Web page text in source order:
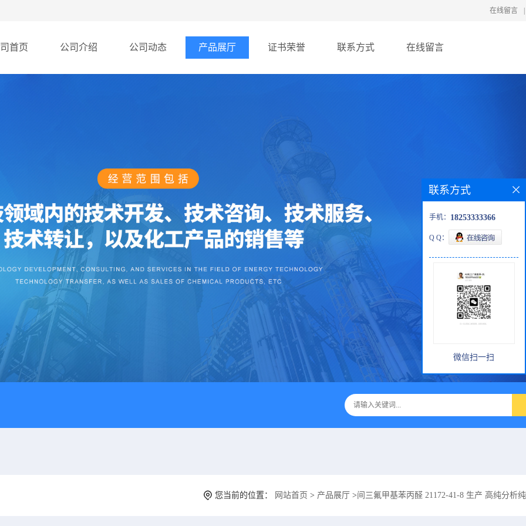
在线留言
首页 公司介绍 公司动态 产品展厅 证书荣誉 联系方式 在线留言
您当前的位置： 网站首页 > 产品展厅 >间三氟甲基苯丙醛 21172-41-8 生产 高纯分析
联系方式
手机： 18253333366
Q Q：
微信扫一扫